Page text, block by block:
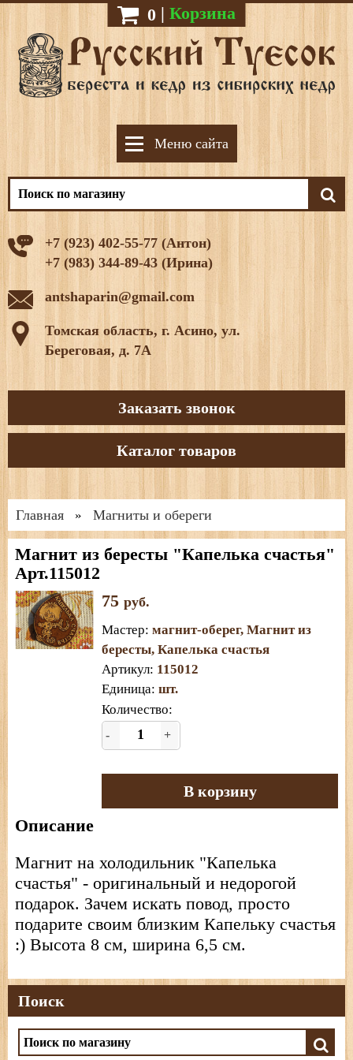
0 | Корзина
Меню сайта
+7 (923) 402-55-77 (Антон)
+7 (983) 344-89-43 (Ирина)
antshaparin@gmail.com
Томская область, г. Асино, ул.
Береговая, д. 7А
Заказать звонок
Каталог товаров
Главная » Магниты и обереги
Магнит из бересты "Капелька счастья"
Арт.115012
75 руб.
Мастер: магнит-оберег, Магнит из
бересты, Капелька счастья
Артикул: 115012
Единица: шт.
Количество:
- +
В корзину
Описание
Магнит на холодильник "Капелька
счастья" - оригинальный и недорогой
подарок. Зачем искать повод, просто
подарите своим близким Капельку счастья
:) Высота 8 см, ширина 6,5 см.
Поиск